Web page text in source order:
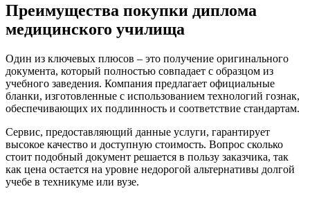
Преимущества покупки диплома
медицинского училища
Один из ключевых плюсов – это получение оригинального
документа, который полностью совпадает с образцом из
учебного заведения. Компания предлагает официальные
бланки, изготовленные с использованием технологий гознак,
обеспечивающих их подлинность и соответствие стандартам.
Сервис, предоставляющий данные услуги, гарантирует
высокое качество и доступную стоимость. Вопрос сколько
стоит подобный документ решается в пользу заказчика, так
как цена остается на уровне недорогой альтернативы долгой
учебе в техникуме или вузе.